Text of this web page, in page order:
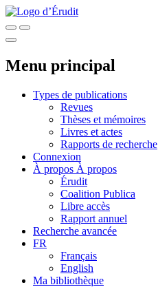
Menu principal
Types de publications
Revues
Thèses et mémoires
Livres et actes
Rapports de recherche
Connexion
À propos À propos
Érudit
Coalition Publica
Libre accès
Rapport annuel
Recherche avancée
FR
Français
English
Ma bibliothèque